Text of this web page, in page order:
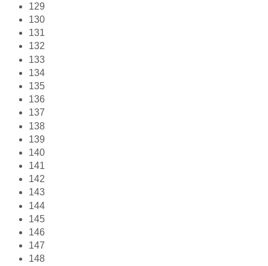
129
130
131
132
133
134
135
136
137
138
139
140
141
142
143
144
145
146
147
148